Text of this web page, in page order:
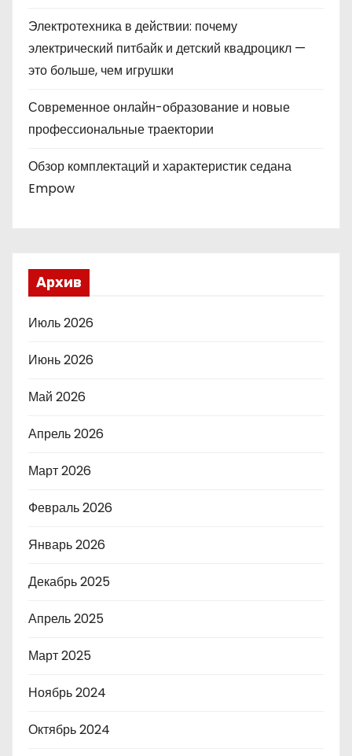
Электротехника в действии: почему
электрический питбайк и детский квадроцикл —
это больше, чем игрушки
Современное онлайн-образование и новые
профессиональные траектории
Обзор комплектаций и характеристик седана
Empow
Архив
Июль 2026
Июнь 2026
Май 2026
Апрель 2026
Март 2026
Февраль 2026
Январь 2026
Декабрь 2025
Апрель 2025
Март 2025
Ноябрь 2024
Октябрь 2024